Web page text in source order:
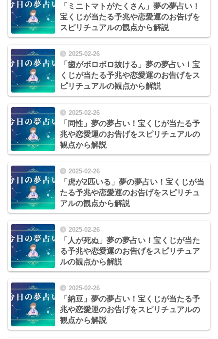
「ミニトマトがたくさん」夢の夢占い！
宝くじが当たる予兆や恋愛運のお告げを
スピリチュアルの観点から解説
2025-02-26
「歯がボロボロ抜ける」夢の夢占い！宝
くじが当たる予兆や恋愛運のお告げをス
ピリチュアルの観点から解説
2025-02-26
「同性」夢の夢占い！宝くじが当たる予
兆や恋愛運のお告げをスピリチュアルの
観点から解説
2025-02-26
「虎が2匹いる」夢の夢占い！宝くじが当
たる予兆や恋愛運のお告げをスピリチュ
アルの観点から解説
2025-02-26
「人が死ぬ」夢の夢占い！宝くじが当た
る予兆や恋愛運のお告げをスピリチュア
ルの観点から解説
2025-02-26
「納豆」夢の夢占い！宝くじが当たる予
兆や恋愛運のお告げをスピリチュアルの
観点から解説